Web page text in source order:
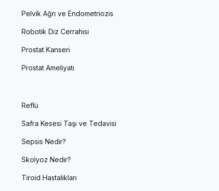
Pelvik Ağrı ve Endometriozis
Robotik Diz Cerrahisi
Prostat Kanseri
Prostat Ameliyatı
Reflü
Safra Kesesi Taşı ve Tedavisi
Sepsis Nedir?
Skolyoz Nedir?
Tiroid Hastalıkları